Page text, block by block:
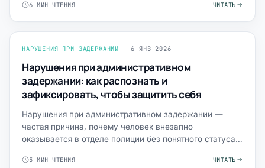
6 МИН ЧТЕНИЯ ЧИТАТЬ
НАРУШЕНИЯ ПРИ ЗАДЕРЖАНИИ 6 ЯНВ 2026
Нарушения при административном
задержании: как распознать и
зафиксировать, чтобы защитить себя
Нарушения при административном задержании —
частая причина, почему человек внезапно
оказывается в отделе полиции без понятного статуса,
5 МИН ЧТЕНИЯ ЧИТАТЬ